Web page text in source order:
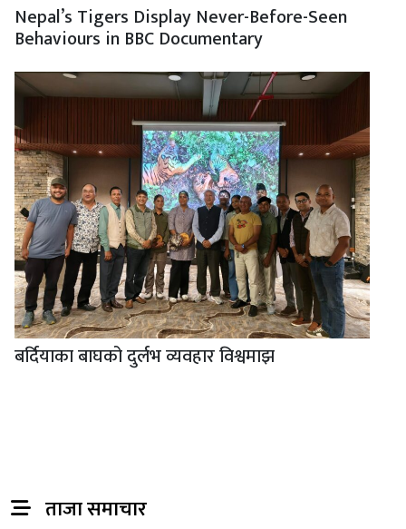
Nepal’s Tigers Display Never-Before-Seen
Behaviours in BBC Documentary
बर्दियाका बाघको दुर्लभ व्यवहार विश्वमाझ
ताजा समाचार